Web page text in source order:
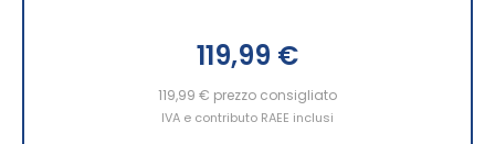
119,99 €
119,99 € prezzo consigliato
IVA e contributo RAEE inclusi